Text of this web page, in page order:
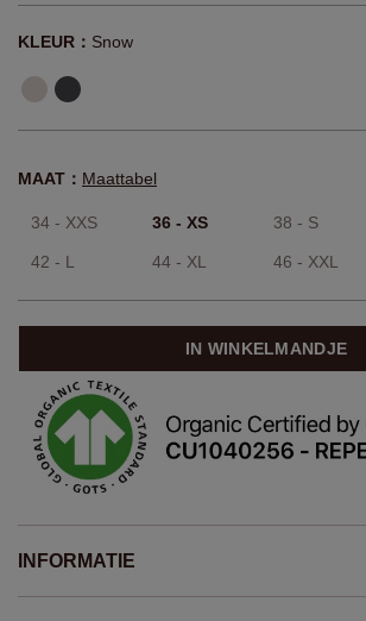
KLEUR： Snow
MAAT： Maattabel
34 - XXS 36 - XS 38 - S
42 - L 44 - XL 46 - XXL
IN WINKELMANDJE
INFORMATIE